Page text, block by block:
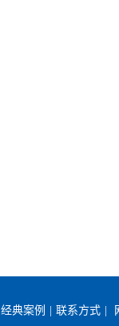
经典案例 联系方式